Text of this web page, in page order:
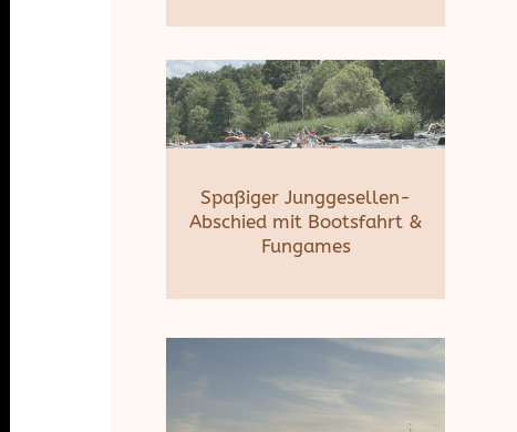
Spaßiger Junggesellen-
Abschied mit Bootsfahrt &
Fungames